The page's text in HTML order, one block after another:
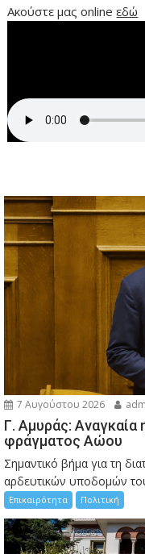
Ακούστε μας onlineεδώ
7 Αυγούστου 2026
Γ. Αμυράς: Αναγκαία
φράγματος Αώου
Σημαντικό βήμα για τη
αρδευτικών υποδομών
Επικαιρότητα Πολιτική